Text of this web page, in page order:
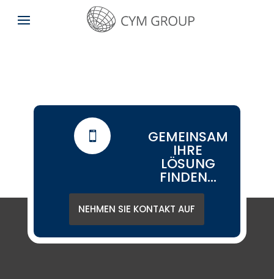
 GEMEINSAM
IHRE
LÖSUNG
FINDEN...
NEHMEN SIE KONTAKT AUF